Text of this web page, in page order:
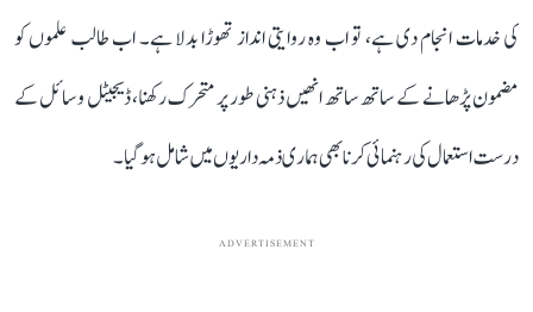
کی خدمات انجام دی ہے، تو اب وہ روایتی انداز تھوڑا بدلا ہے۔ اب طالب علموں کو
مضمون پڑھانے کے ساتھ ساتھ انھیں ذہنی طور پر متحرک رکھنا، ڈیجیٹل وسائل کے
درست استعمال کی رہنمائی کرنا بھی ہماری ذمہ داریوں میں شامل ہو گیا۔
ADVERTISEMENT